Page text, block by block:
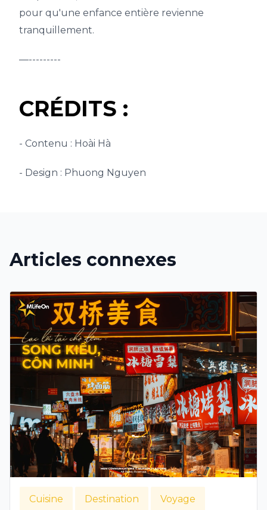
pour qu'une enfance entière revienne
tranquillement.
—---------
CRÉDITS :
- Contenu : Hoài Hà
- Design : Phuong Nguyen
Articles connexes
Cuisine Destination Voyage